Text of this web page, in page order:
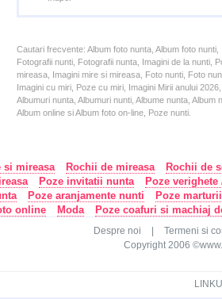
Cautari frecvente: Album foto nunta, Album foto
Fotografii nunti, Fotografii nunta, Imagini de la nunti,
mireasa, Imagini mire si mireasa, Foto nunti, Foto
Imagini cu miri, Poze cu miri, Imagini Mirii anului
Albumuri nunta, Albumuri nunti, Albume nunta,
Album online si Album foto on-line, Poze nunti.
si mireasa Rochii de mireasa
Rochii de
Poze invitatii nunta
Poze
Poze aranjamente nunti
Poze
online
Moda Poze coafuri si machiaj
Despre noi
Termeni si
Copyright 2006